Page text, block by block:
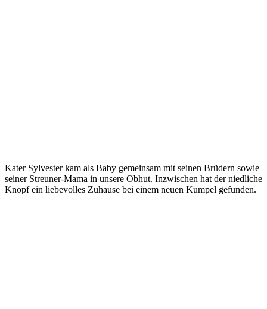
Kater Sylvester kam als Baby gemeinsam mit seinen Brüdern sowie
seiner Streuner-Mama in unsere Obhut. Inzwischen hat der niedliche
Knopf ein liebevolles Zuhause bei einem neuen Kumpel gefunden.